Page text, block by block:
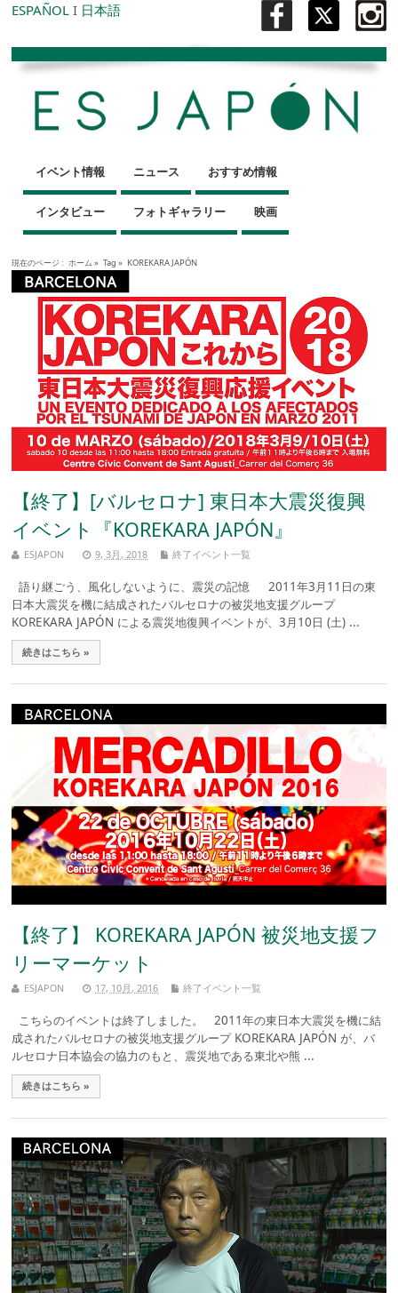
ESPAÑOL I 日本語
イベント情報 ニュース おすすめ情報
インタビュー フォトギャラリー 映画
現在のページ : ホーム » Tag » KOREKARA JAPÓN
【終了】[バルセロナ] 東日本大震災復興
イベント『KOREKARA JAPÓN』
ESJAPON 9, 3月, 2018 終了イベント一覧
語り継ごう、風化しないように、震災の記憶 2011年3月11日の東
日本大震災を機に結成されたバルセロナの被災地支援グループ
KOREKARA JAPÓN による震災地復興イベントが、3月10日 (土) ...
続きはこちら »
【終了】 KOREKARA JAPÓN 被災地支援フ
リーマーケット
ESJAPON 17, 10月, 2016 終了イベント一覧
こちらのイベントは終了しました。 2011年の東日本大震災を機に結
成されたバルセロナの被災地支援グループ KOREKARA JAPÓN が、バ
ルセロナ日本協会の協力のもと、震災地である東北や熊 ...
続きはこちら »